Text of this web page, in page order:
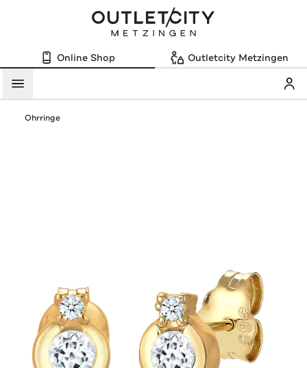
Online Shop Outletcity Metzingen
Menü
Ohrringe